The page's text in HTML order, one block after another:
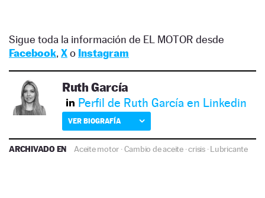
Sigue toda la información de EL MOTOR desde
Facebook, Xo Instagram
Ruth García
Perfil de Ruth García en Linkedin
VER BIOGRAFÍA
ARCHIVADO EN Aceite motor ·Cambio de aceite·crisis·Lubricante